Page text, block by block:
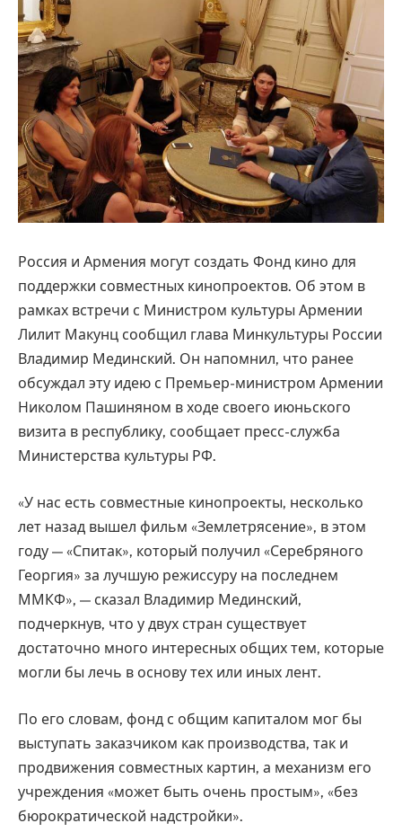
Россия и Армения могут создать Фонд кино для
поддержки совместных кинопроектов. Об этом в
рамках встречи с Министром культуры Армении
Лилит Макунц сообщил глава Минкультуры России
Владимир Мединский. Он напомнил, что ранее
обсуждал эту идею с Премьер-министром Армении
Николом Пашиняном в ходе своего июньского
визита в республику, сообщает пресс-служба
Министерства культуры РФ.
«У нас есть совместные кинопроекты, несколько
лет назад вышел фильм «Землетрясение», в этом
году — «Спитак», который получил «Серебряного
Георгия» за лучшую режиссуру на последнем
ММКФ», — сказал Владимир Мединский,
подчеркнув, что у двух стран существует
достаточно много интересных общих тем, которые
могли бы лечь в основу тех или иных лент.
По его словам, фонд с общим капиталом мог бы
выступать заказчиком как производства, так и
продвижения совместных картин, а механизм его
учреждения «может быть очень простым», «без
бюрократической надстройки».